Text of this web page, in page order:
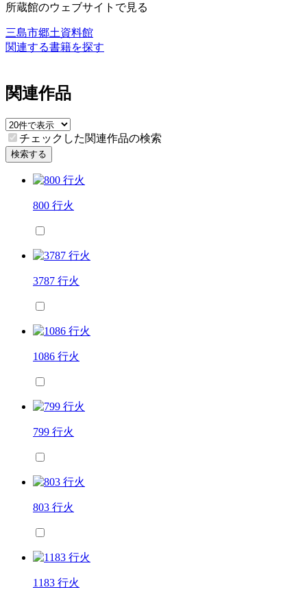
所蔵館のウェブサイトで見る
三島市郷土資料館
関連する書籍を探す
関連作品
チェックした関連作品の検索
検索する
800 行火
3787 行火
1086 行火
799 行火
803 行火
1183 行火